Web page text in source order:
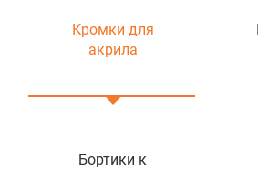
Кромки для
акрила
Бортики к